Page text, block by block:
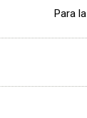
Para